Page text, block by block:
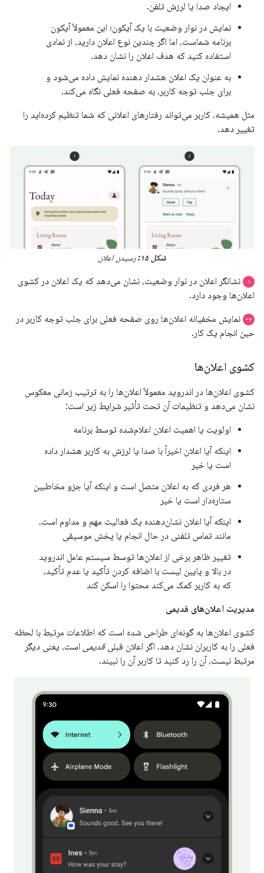
ایجاد صدا یا لرزش تلفن.
نمایش در نوار وضعیت با یک آیکون؛ این معمولاً آیکون
برنامه شماست، اما اگر چندین نوع اعلان دارید، از نمادی
استفاده کنید که هدف اعلان را نشان دهد.
به عنوان یک اعلان هشدار دهنده نمایش داده می‌شود و
برای جلب توجه کاربر، به صفحه فعلی نگاه می‌کند.
مثل همیشه، کاربر می‌تواند رفتارهای اعلانی که شما تنظیم کرده‌اید را
تغییر دهد.
شکل ۱۵: رسیدن اعلان
۱
نشانگر اعلان در نوار وضعیت، نشان می‌دهد که یک اعلان در کشوی
اعلان‌ها وجود دارد.
۲-
نمایش مخفیانه اعلان‌ها روی صفحه فعلی برای جلب توجه کاربر در
حین انجام یک کار.
کشوی اعلان‌ها
کشوی اعلان‌ها در اندروید معمولاً اعلان‌ها را به ترتیب زمانی معکوس
نشان می‌دهد و تنظیمات آن تحت تأثیر شرایط زیر است:
اولویت یا اهمیت اعلان اعلام‌شده توسط برنامه
اینکه آیا اعلان اخیراً با صدا یا لرزش به کاربر هشدار داده
است یا خیر
هر فردی که به اعلان متصل است و اینکه آیا جزو مخاطبین
ستاره‌دار است یا خیر
اینکه آیا اعلان نشان‌دهنده یک فعالیت مهم و مداوم است،
مانند تماس تلفنی در حال انجام یا پخش موسیقی
تغییر ظاهر برخی از اعلان‌ها توسط سیستم عامل اندروید
در بالا و پایین لیست با اضافه کردن تأکید یا عدم تأکید،
که به کاربر کمک می‌کند محتوا را اسکن کند
مدیریت اعلان‌های قدیمی
کشوی اعلان‌ها به گونه‌ای طراحی شده است که اطلاعات مرتبط با لحظه
فعلی را به کاربران نشان دهد. اگر اعلان قبلیقدیمی است، یعنی دیگر
مرتبط نیست، آن را رد کنید تا کاربر آن را نبیند.